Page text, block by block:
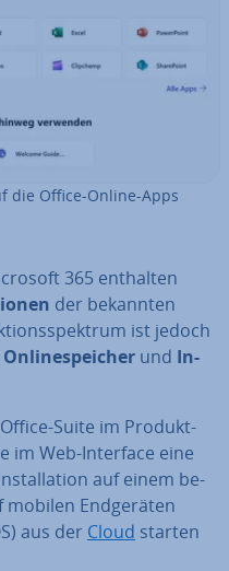
die Office-Online-Apps
365 enthalten
der bekannten
ist jedoch
On­line­spei­cher und In­
Suite im Pro­dukt­
im Web-Interface eine
auf einem be­
mobilen End­ge­rä­ten
aus der Cloud starten